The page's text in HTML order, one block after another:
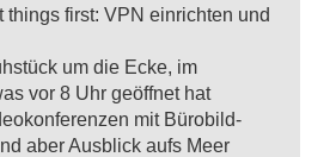
things first: VPN einrichten und
um die Ecke, im
vor 8 Uhr geöffnet hat
mit Bürobild-
aber Ausblick aufs Meer